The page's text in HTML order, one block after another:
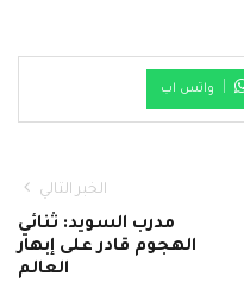
واتس اب
الخبر التالي
مدرب السويد: ثنائي
الهجوم قادر على إبهار
العالم